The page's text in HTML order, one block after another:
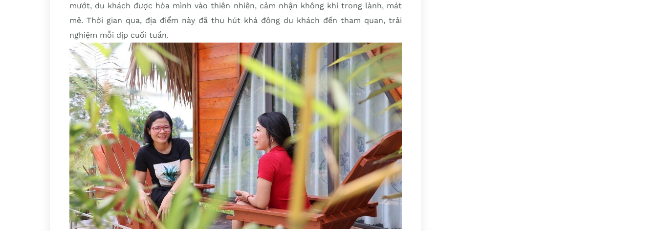
mướt, du khách được hòa mình vào thiên nhiên, cảm nhận không khí trong lành, mát
mẻ. Thời gian qua, địa điểm này đã thu hút khá đông du khách đến tham quan, trải
nghiệm mỗi dịp cuối tuần.